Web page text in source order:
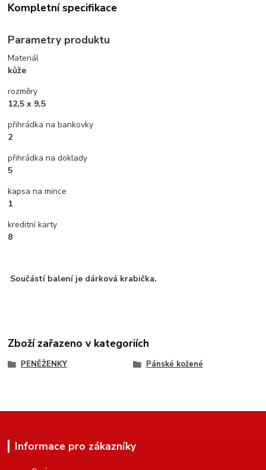
Kompletní specifikace
Parametry produktu
Materiál
kůže
rozměry
12,5 x 9,5
přihrádka na bankovky
2
přihrádka na doklady
5
kapsa na mince
1
kreditní karty
8
Součástí balení je dárková krabička.
Zboží zařazeno v kategoriích
PENĚŽENKY Pánské kožené
Informace pro zákazníky